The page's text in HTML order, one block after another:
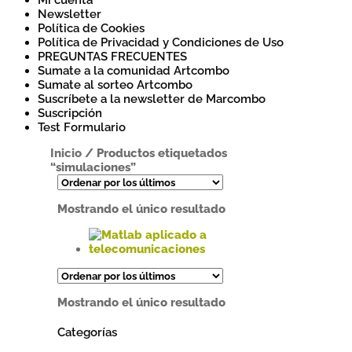
Newsletter
Política de Cookies
Política de Privacidad y Condiciones de Uso
PREGUNTAS FRECUENTES
Sumate a la comunidad Artcombo
Sumate al sorteo Artcombo
Suscríbete a la newsletter de Marcombo
Suscripción
Test Formulario
Inicio / Productos etiquetados
“simulaciones”
Mostrando el único resultado
producto
múltiples
Las
Mostrando el único resultado
Categorías